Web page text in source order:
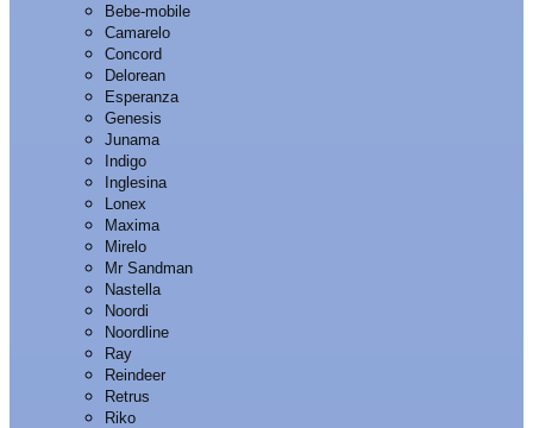
Bebe-mobile
Camarelo
Concord
Delorean
Esperanza
Genesis
Junama
Indigo
Inglesina
Lonex
Maxima
Mirelo
Mr Sandman
Nastella
Noordi
Noordline
Ray
Reindeer
Retrus
Riko